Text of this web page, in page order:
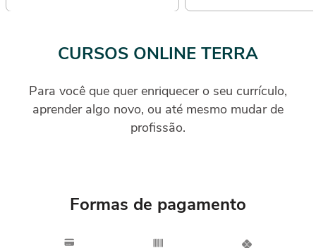
CURSOS ONLINE TERRA
Para você que quer enriquecer o seu currículo,
aprender algo novo, ou até mesmo mudar de
profissão.
Formas de pagamento